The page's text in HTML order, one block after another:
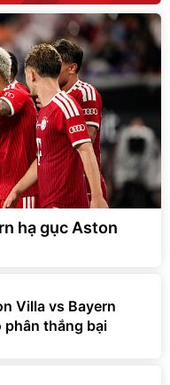
hạ gục Aston
Villa vs Bayern
phân thắng bại